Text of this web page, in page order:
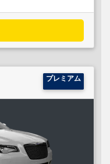
プレミアム